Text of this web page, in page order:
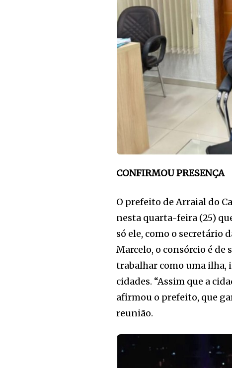
CONFIRMOU PRESENÇA
O prefeito de Arraial do
nesta quarta-feira (25)
só ele, como o secretário
Marcelo, o consórcio é de
trabalhar como uma ilha,
cidades. “Assim que a
afirmou o prefeito, que
reunião.